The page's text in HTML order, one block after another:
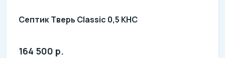
Септик Тверь Classic 0,5 КНС
Количество человек: 1-3
164 500 р.